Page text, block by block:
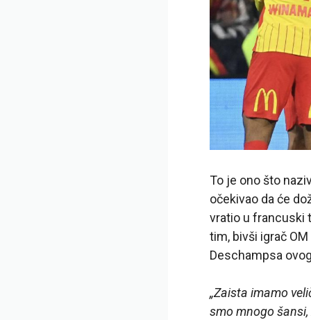
To je ono što
očekivao da će
vratio u francuski
tim, bivši igrač
Deschampsa
„Zaista imamo
smo mnogo